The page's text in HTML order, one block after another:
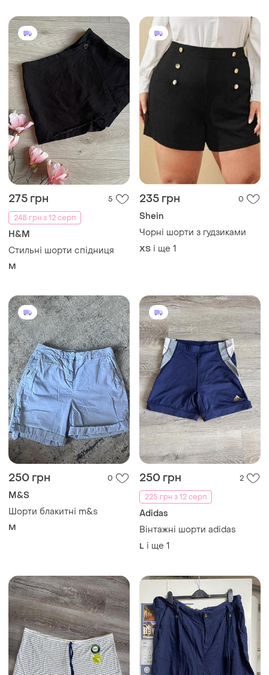
275 грн
5
248 грн з 12 серп
H&M
Стильні шорти спідниця
M
235 грн 0
Shein
Чорні шорти з гудзиками
ХS і ще 1
250 грн 0
M&S
Шорти блакитні m&s
M
250 грн
2
225 грн з 12 серп
Adidas
Вінтажні шорти adidas
L і ще 1